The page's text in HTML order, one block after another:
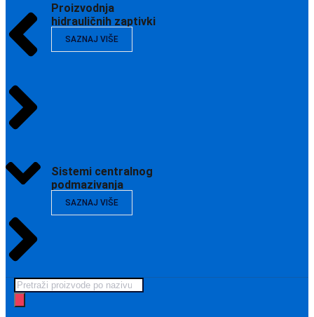
Proizvodnja
hidrauličnih zaptivki
SAZNAJ VIŠE
Sistemi centralnog
podmazivanja
SAZNAJ VIŠE
Products
search